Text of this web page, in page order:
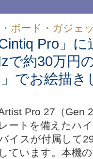
ボード・ガジェ
Pro」
で約30万円
でお絵描
Pro 27（Gen
ートを備えたハ
イスが付属して
ています。本機